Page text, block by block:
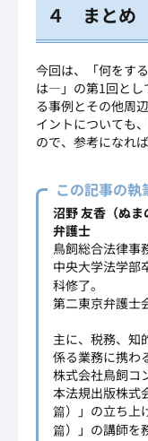
４ まとめ
今回は、「何をす
は―」の第1回とし
る事例とその他周
イントについても
ので、参考になれ
この記事の執
沼野 友香（ぬま
弁護士
鳥飼総合法律事
中央大学法学部
科修了。
第二東京弁護士
主に、税務、知
係る業務に携わ
株式会社鳥飼コ
本法規出版株式
篇）」の立ち上
篇）」の講師を